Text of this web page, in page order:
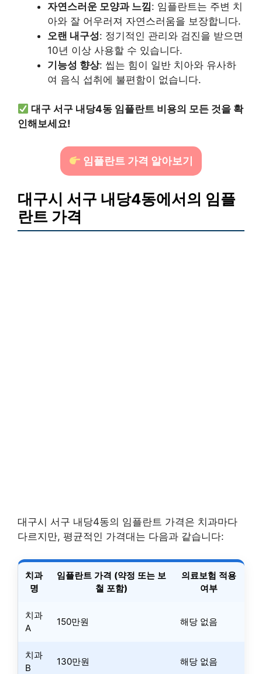
자연스러운 모양과 느낌: 임플란트는 주변 치
아와 잘 어우러져 자연스러움을 보장합니다.
오랜 내구성: 정기적인 관리와 검진을 받으면
10년 이상 사용할 수 있습니다.
기능성 향상: 씹는 힘이 일반 치아와 유사하
여 음식 섭취에 불편함이 없습니다.
대구 서구 내당4동 임플란트 비용의 모든 것을 확
인해보세요!
임플란트 가격 알아보기
대구시 서구 내당4동에서의 임플
란트 가격
대구시 서구 내당4동의 임플란트 가격은 치과마다
다르지만, 평균적인 가격대는 다음과 같습니다:
치과
명
임플란트 가격 (약정 또는 보
철 포함)
의료보험 적용
여부
치과
A
150만원 해당 없음
치과
B
130만원 해당 없음